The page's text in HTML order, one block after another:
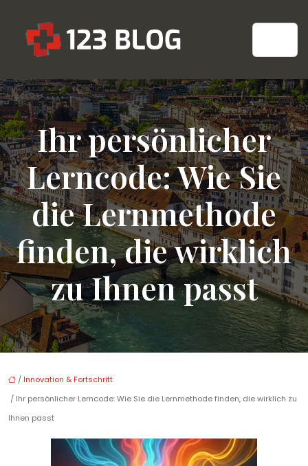
Ihr persönlicher
Lerncode: Wie Sie
die Lernmethode
finden, die wirklich
zu Ihnen passt
/ Innovation & Fortschritt
/ Ihr persönlicher Lerncode: Wie Sie die Lernmethode finden, die wirklich zu
Ihnen passt